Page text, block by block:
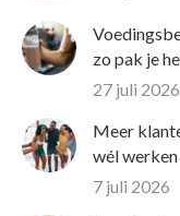
zo pak je
27 juli 2026
Meer
wél werken
7 juli 2026